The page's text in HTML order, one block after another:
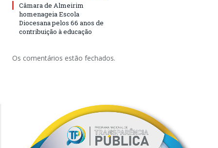
Câmara de Almeirim
homenageia Escola
Diocesana pelos 66 anos de
contribuição à educação
Os comentários estão fechados.